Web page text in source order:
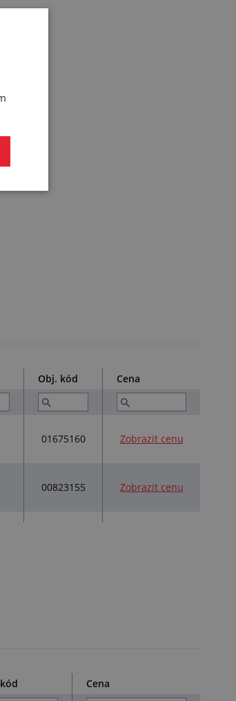
Obj. kód Cena
01675160 Zobrazit cenu
00823155 Zobrazit cenu
Cena